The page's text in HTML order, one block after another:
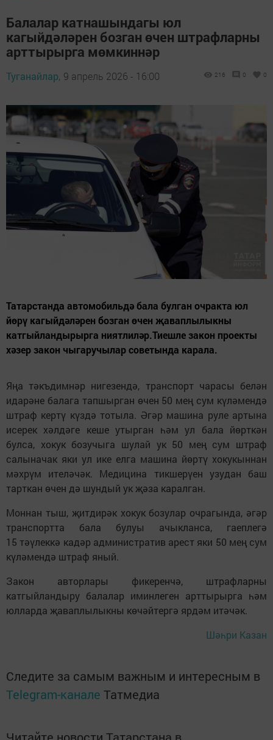
Балалар катнашындагы юл
кагыйдәләрен бозган өчен штрафларны
арттырырга мөмкиннәр
Туганайлар, 9 апрель 2026 - 16:00 216 0 0
Татарстанда автомобильдә бала булган очракта юл
йөрү кагыйдәләрен бозган өчен җаваплылыкны
катгыйландырырга ниятлиләр.Тиешле закон проекты
хәзер закон чыгаручылар советында карала.
Яңа тәкъдимнәр нигезендә, транспорт чарасы белән
идарәне балага тапшырган өчен 50 мең сум күләмендә
штраф кертү күздә тотыла. Әгәр машина руле артына
исерек хәлдәге кеше утырган һәм ул бала йөрткән
булса, хокук бозучыга шулай ук 50 мең сум штраф
салыначак яки ул ике елга машина йөртү хокукыннан
мәхрүм ителәчәк. Медицина тикшерүен узудан баш
тарткан өчен дә шундый ук җәза каралган.
Моннан тыш, җитдирәк хокук бозулар очрагында, әгәр
транспортта бала булуы ачыкланса, гаеплегә
15 тәүлеккә кадәр административ арест яки 50 мең сум
күләмендә штраф яный.
Закон авторлары фикеренчә, штрафларны
катгыйландыру балалар иминлеген арттырырга һәм
юлларда җаваплылыкны көчәйтергә ярдәм итәчәк.
Шәһри Казан
Следите за самым важным и интересным в
Telegram-канале Татмедиа